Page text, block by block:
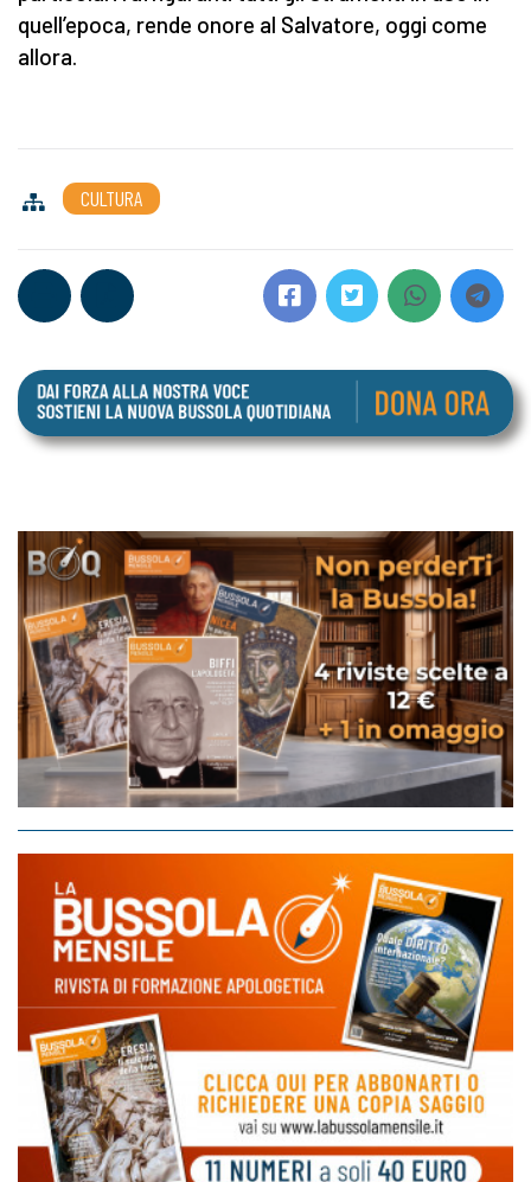
quell’epoca, rende onore al Salvatore, oggi come
allora.
CULTURA